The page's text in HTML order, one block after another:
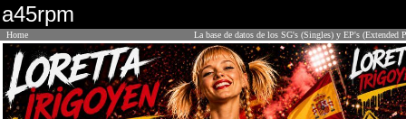
a45rpm
Home La base de datos de los SG's (Singles) y EP's (Extended